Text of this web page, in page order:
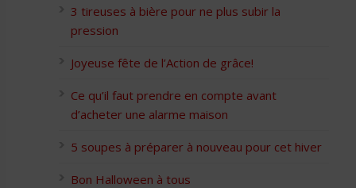
3 tireuses à bière pour ne plus subir la
pression
Joyeuse fête de l’Action de grâce!
Ce qu’il faut prendre en compte avant
d’acheter une alarme maison
5 soupes à préparer à nouveau pour cet hiver
Bon Halloween à tous